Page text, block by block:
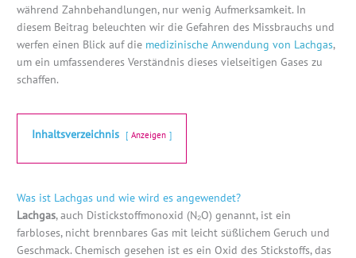
während Zahnbehandlungen, nur wenig Aufmerksamkeit. In
diesem Beitrag beleuchten wir die Gefahren des Missbrauchs und
werfen einen Blick auf die medizinische Anwendung von Lachgas,
um ein umfassenderes Verständnis dieses vielseitigen Gases zu
schaffen.
Inhaltsverzeichnis Anzeigen
Was ist Lachgas und wie wird es angewendet?
Lachgas, auch Distickstoffmonoxid (N₂O) genannt, ist ein
farbloses, nicht brennbares Gas mit leicht süßlichem Geruch und
Geschmack. Chemisch gesehen ist es ein Oxid des Stickstoffs, das